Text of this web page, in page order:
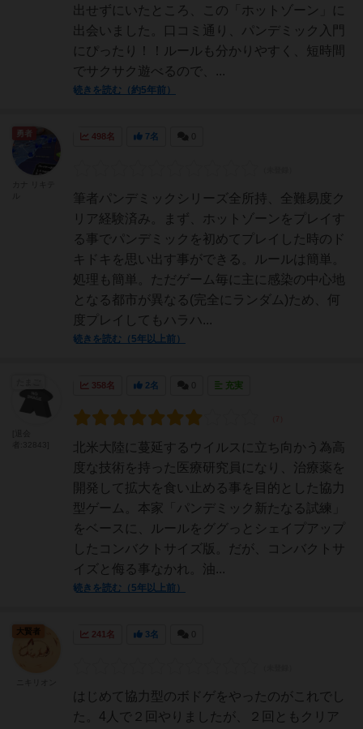
出せずにいたところ、この「ホットゾーン」に
出会いました。口コミ通り、パンデミック入門
にぴったり！！ルールも分かりやすく、短時間
でサクサク遊べるので、...
続きを読む（約5年前）
498名 7名
筆者パンデミックシリーズ全所持、全難易度ク
リア経験済み。まず、ホットゾーンをプレイす
る事でパンデミックを初めてプレイした時のド
キドキを思い出す事ができる。ルールは簡単。
処理も簡単。ただゲーム毎に主に感染の中心地
となる都市が異なる(完全にランダム)ため、何
度プレイしてもハラハ...
続きを読む（5年以上前）
勇者
358名 2名 充実
北米大陸に蔓延するウイルスに立ち向かう為高
度な技術を持った医療研究員になり、治療薬を
開発して拡大を食い止める事を目的とした協力
型ゲーム。本家「パンデミック新たなる試練」
をベースに、ルールをググっとシェイプアップ
したコンバクトサイズ版。だが、コンバクトサ
イズと侮る事なかれ。油...
続きを読む（5年以上前）
241名 3名
はじめて協力型のボドゲをやったのがこれでし
た。4人で２回やりましたが、２回ともクリア
大賢者